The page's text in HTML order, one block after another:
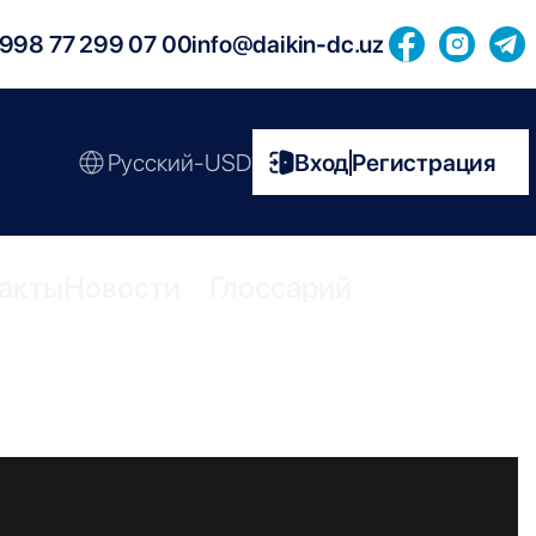
77 299 07 00info@daikin-dc.uz
Русский-USD ВходРегистрация